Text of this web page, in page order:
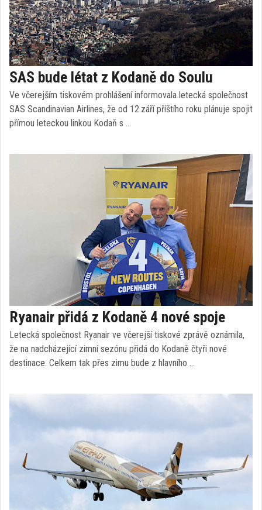
SAS bude létat z Kodaně do Soulu
Ve včerejším tiskovém prohlášení informovala letecká společnost
SAS Scandinavian Airlines, že od 12.září příštího roku plánuje spojit
přímou leteckou linkou Kodaň s …
Ryanair přidá z Kodaně 4 nové spoje
Letecká společnost Ryanair ve včerejší tiskové zprávě oznámila,
že na nadcházející zimní sezónu přidá do Kodaně čtyři nové
destinace. Celkem tak přes zimu bude z hlavního …